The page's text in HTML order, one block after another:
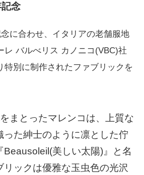
念
に合わせ、イタリアの⽼舗服地
レ バルべリス カノニコ(VBC)社
特別に制作されたファブリックを
まとったマレンコは、上質な
った紳士のように凛とした佇
Beausoleil(美しい太陽)』と名
リックは優雅な玉虫色の光沢